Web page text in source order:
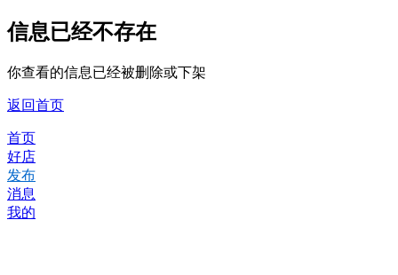
信息已经不存在
你查看的信息已经被删除或下架
返回首页
首页
好店
发布
消息
我的